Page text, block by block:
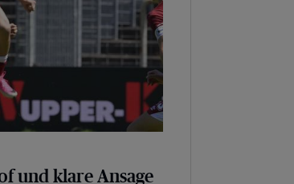
und klare Ansage